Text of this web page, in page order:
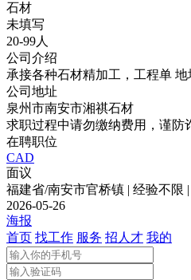
石材
未填写
20-99人
公司介绍
承接各种石材精加工，工程单
公司地址
泉州市南安市湘祺石材
求职过程中请勿缴纳费用，谨防
在聘职位
CAD
面议
福建省/南安市官桥镇 | 经验不限
2026-05-26
海报
首页 找工作 服务 招人才 我的